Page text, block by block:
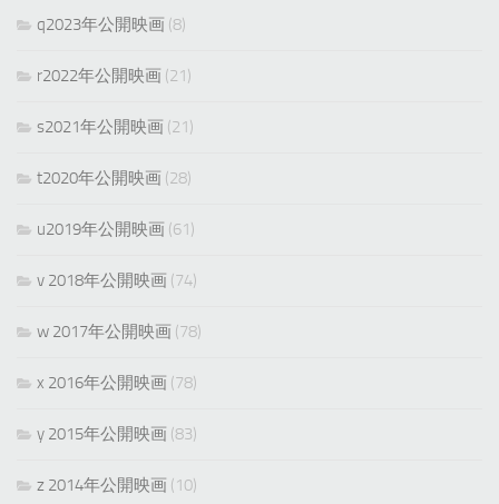
q2023年公開映画 (8)
r2022年公開映画 (21)
s2021年公開映画 (21)
t2020年公開映画 (28)
u2019年公開映画 (61)
v 2018年公開映画 (74)
w 2017年公開映画 (78)
x 2016年公開映画 (78)
y 2015年公開映画 (83)
z 2014年公開映画 (10)